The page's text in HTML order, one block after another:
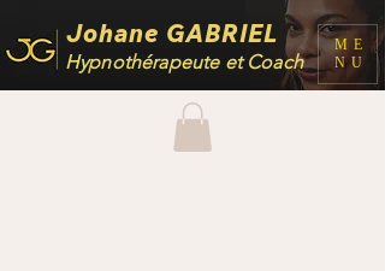
Johane GABRIEL
Hypnothérapeute et Coach
ME
NU